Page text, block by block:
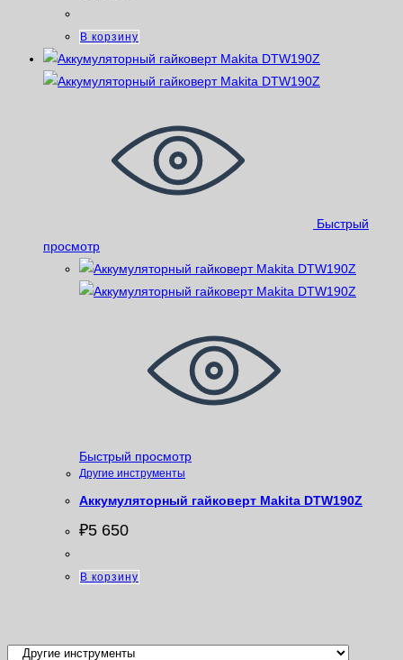
В корзину
Быстрый
просмотр
Быстрый просмотр
Другие инструменты
Аккумуляторный гайковерт Makita DTW190Z
₽5 650
В корзину